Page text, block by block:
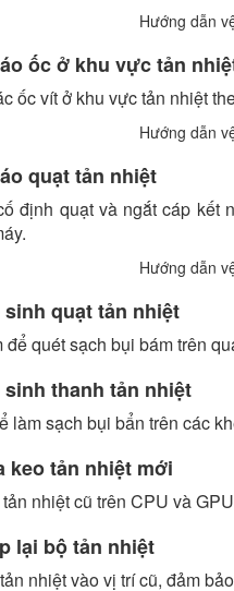
ốc ở khu vực tản
ốc vít ở khu vực tản nhiệt
quạt tản nhiệt
định quạt và ngắt cáp kết
quạt tản nhiệt
để quét sạch bụi bám trên
thanh tản nhiệt
làm sạch bụi bẩn trên các
keo tản nhiệt mới
nhiệt cũ trên CPU và
lại bộ tản nhiệt
nhiệt vào vị trí cũ, đảm